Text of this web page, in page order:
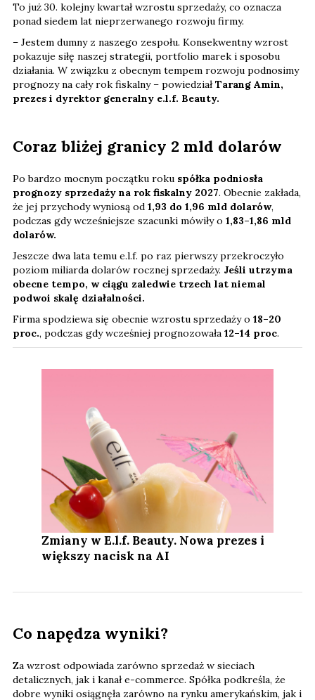
To już 30. kolejny kwartał wzrostu sprzedaży, co oznacza
ponad siedem lat nieprzerwanego rozwoju firmy.
– Jestem dumny z naszego zespołu. Konsekwentny wzrost
pokazuje siłę naszej strategii, portfolio marek i sposobu
działania. W związku z obecnym tempem rozwoju podnosimy
prognozy na cały rok fiskalny – powiedziałTarang Amin,
prezes i dyrektor generalny e.l.f. Beauty.
Coraz bliżej granicy 2 mld dolarów
Po bardzo mocnym początku roku spółka podniosła
prognozy sprzedaży na rok fiskalny 2027. Obecnie zakłada,
że jej przychody wyniosą od 1,93 do 1,96 mld dolarów,
podczas gdy wcześniejsze szacunki mówiły o 1,83–1,86 mld
dolarów.
Jeszcze dwa lata temu e.l.f. po raz pierwszy przekroczyło
poziom miliarda dolarów rocznej sprzedaży. Jeśli utrzyma
obecne tempo, w ciągu zaledwie trzech lat niemal
podwoi skalę działalności.
Firma spodziewa się obecnie wzrostu sprzedaży o 18–20
proc., podczas gdy wcześniej prognozowała 12–14 proc.
Zmiany w E.l.f. Beauty. Nowa prezes i
większy nacisk na AI
Co napędza wyniki?
Za wzrost odpowiada zarówno sprzedaż w sieciach
detalicznych, jak i kanał e-commerce. Spółka podkreśla, że
dobre wyniki osiągnęła zarówno na rynku amerykańskim, jak i